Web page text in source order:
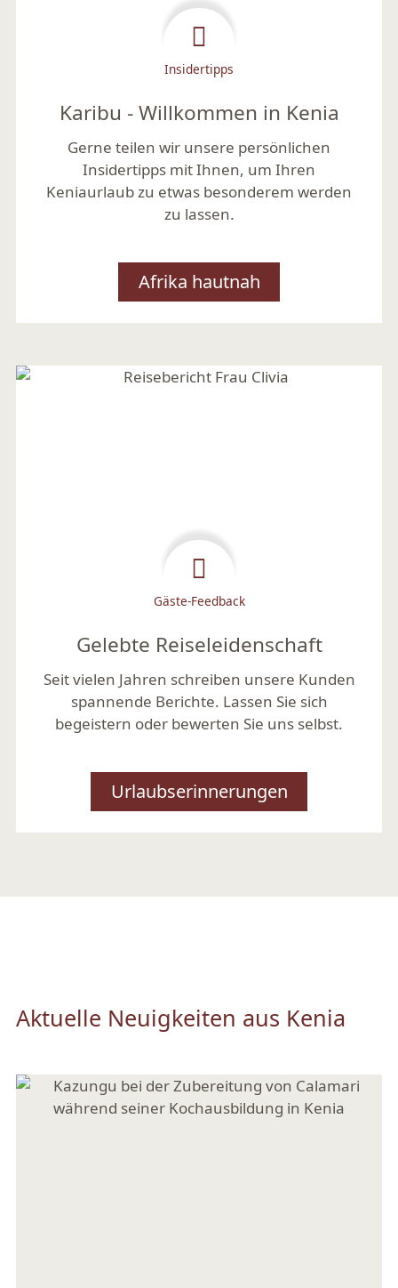
Insidertipps
Karibu - Willkommen in Kenia
Gerne teilen wir unsere persönlichen
Insidertipps mit Ihnen, um Ihren
Keniaurlaub zu etwas besonderem werden
zu lassen.
Afrika hautnah
Gäste-Feedback
Gelebte Reiseleidenschaft
Seit vielen Jahren schreiben unsere Kunden
spannende Berichte. Lassen Sie sich
begeistern oder bewerten Sie uns selbst.
Urlaubserinnerungen
Aktuelle Neuigkeiten aus Kenia